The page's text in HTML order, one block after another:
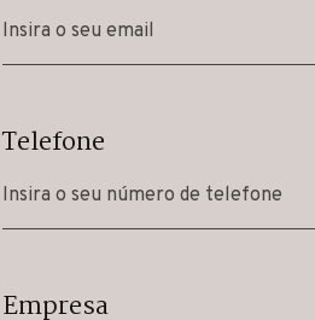
Telefone
Empresa